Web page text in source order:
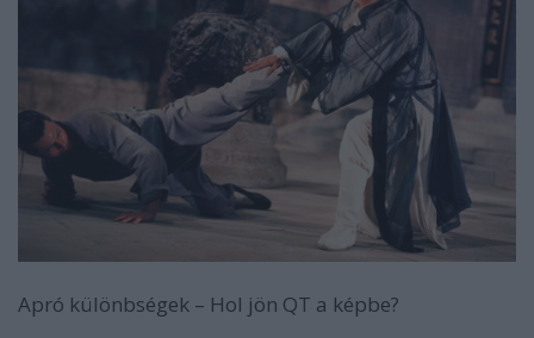
Apró különbségek – Hol jön QT a képbe?